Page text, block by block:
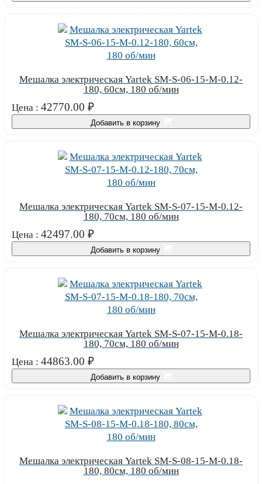
Мешалка электрическая Yartek SM-S-06-15-М-0.12-
180, 60см, 180 об/мин
Цена : 42770.00 ₽
Добавить в корзину
Мешалка электрическая Yartek SM-S-07-15-М-0.12-
180, 70см, 180 об/мин
Цена : 42497.00 ₽
Добавить в корзину
Мешалка электрическая Yartek SM-S-07-15-М-0.18-
180, 70см, 180 об/мин
Цена : 44863.00 ₽
Добавить в корзину
Мешалка электрическая Yartek SM-S-08-15-М-0.18-
180, 80см, 180 об/мин